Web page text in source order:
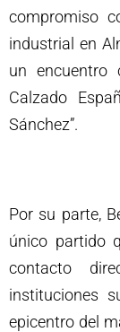
compromiso
industrial en
un encuentro
Calzado
Sánchez”.
Por su parte,
único partido
contacto
instituciones
epicentro del